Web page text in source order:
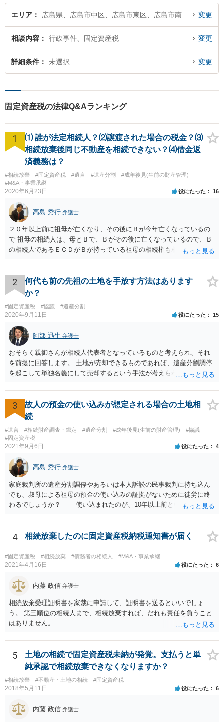
エリア 変更
相談内容 行政事件、固定資産税 変更
詳細条件 未選択 変更
固定資産税の法律Q&Aランキング
1
⑴ 誰が法定相続人？⑵譲渡された場合の税金？⑶
相続放棄後同じ不動産を相続できない？⑷借金返
済義務は？
#相続放棄 #固定資産税 #遺言 #遺産分割
#成年後見(生前の財産管理)
#M&A・事業承継
2020年6月23日 役にたった 16
高島 秀行 弁護士
２０年以上前に祖母が亡くなり、その後にＢが今年亡くなっているの
で 祖母の相続人は、母とＢで、Ｂがその後に亡くなっているので、Ｂ
の相続人であるＥＣＤがＢが持っている祖母の相続権も相続すること
Ｅも行う必要があります。 Ｂの配偶者であるＥは常にＢの相続人とな
ります。
2
何代も前の先祖の土地を手放す方法はあります
か？
#固定資産税 #協議 #遺産分割
2020年9月11日 役にたった 15
阿部 迅生 弁護士
おそらく親御さんが相続人代表者となっているものと考えられ、それ
を前提に回答します。 土地が売却できるものであれば、遺産分割調停
を起こして単独名義にして売却するという手法が考えられます。 相続
ではないです。問題は売却できる土地かどうかとどの程度で売却でき
るかになります。 売却できない又は売却できたとしてもわずかな金額
であるとなれば、共有持ち分の放棄ができるかの検討になりますが、
較して費用対効果があるかどうかという検討になります。
3
故人の預金の使い込みが想定される場合の土地相
続
#遺言 #相続財産調査・鑑定 #遺産分割 #成年後見(生前の財産管理)
#協議
#固定資産税
2021年9月6日 役にたった 4
高島 秀行 弁護士
家庭裁判所の遺産分割調停やあるいは本人訴訟の民事裁判に持ち込ん
でも、叔母による祖母の預金の使い込みの証拠がないために徒労に終
わるでしょうか？ 使い込まれたのが、10年以上前ということだと
し、不法行為の構成を取れば知ってから3年以内であれば、損害賠償請
求は可能です。 しかし、使い込みの立証をできるかどうかはわか
いと思います。
4 相続放棄したのに固定資産税納税通知書が届く
#固定資産税 #相続放棄 #債務者の相続人 #M&A・事業承継
2021年4月16日 役にたった 6
内藤 政信 弁護士
相続放棄受理証明書を家裁に申請して、証明書を送るといいでしょ
う。 第三順位の相続人まで、相続放棄すれば、だれも責任を負うこと
はありません。
5
土地の相続で固定資産税未納が発覚。支払うと単
純承認で相続放棄できなくなりますか？
#相続放棄 #不動産・土地の相続 #固定資産税
2018年5月11日 役にたった 6
内藤 政信 弁護士